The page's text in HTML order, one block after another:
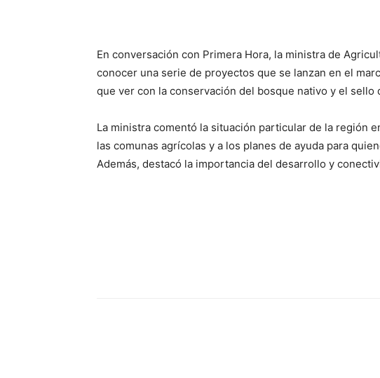
En conversación con Primera Hora, la ministra de
conocer una serie de proyectos que se lanzan en el
que ver con la conservación del bosque nativo y el
La ministra comentó la situación particular de la región
las comunas agrícolas y a los planes de ayuda para
Además, destacó la importancia del desarrollo y